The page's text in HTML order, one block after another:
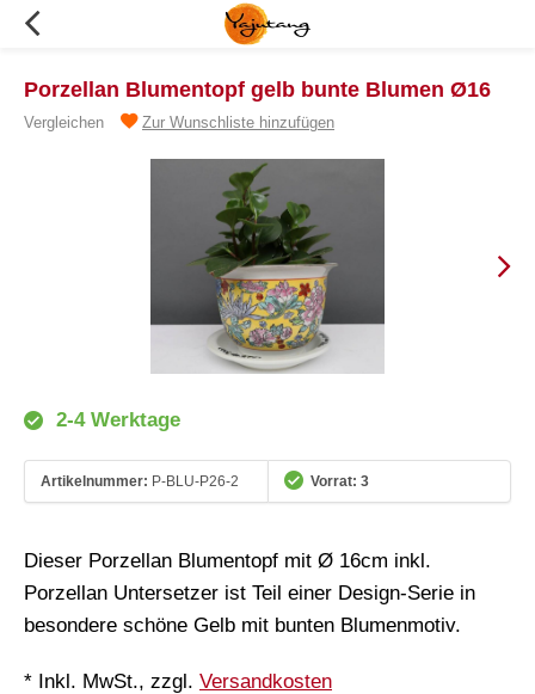
Porzellan Blumentopf gelb bunte Blumen Ø16
Vergleichen Zur Wunschliste hinzufügen
2-4 Werktage
Artikelnummer: P-BLU-P26-2 Vorrat: 3
Dieser Porzellan Blumentopf mit Ø 16cm inkl.
Porzellan Untersetzer ist Teil einer Design-Serie in
besondere schöne Gelb mit bunten Blumenmotiv.
* Inkl. MwSt., zzgl. Versandkosten